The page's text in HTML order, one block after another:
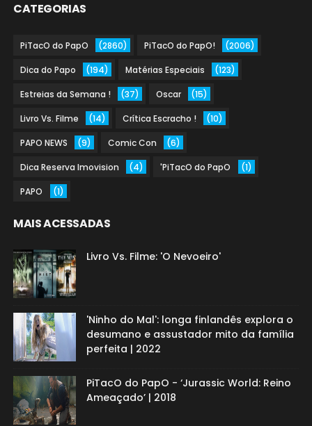
CATEGORIAS
PiTacO do PapO (2860) PiTacO do PapO! (2006)
Dica do Papo (194) Matérias Especiais (123)
Estreias da Semana ! (37) Oscar (15)
Livro Vs. Filme (14) Crítica Escracho ! (10)
PAPO NEWS (9) Comic Con (6)
Dica Reserva Imovision (4) 'PiTacO do PapO (1)
PAPO (1)
MAIS ACESSADAS
Livro Vs. Filme: 'O Nevoeiro'
'Ninho do Mal': longa finlandês explora o
desumano e assustador mito da família
perfeita | 2022
PiTacO do PapO - ‘Jurassic World: Reino
Ameaçado’ | 2018